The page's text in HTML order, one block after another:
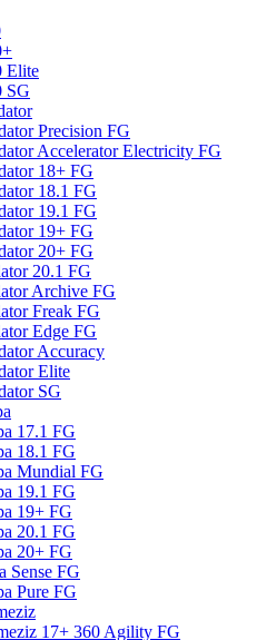
Elite
SG
Precision FG
Accelerator Electricity FG
18+ FG
18.1 FG
19.1 FG
19+ FG
20+ FG
20.1 FG
Archive FG
Freak FG
Edge FG
Accuracy
Elite
SG
17.1 FG
18.1 FG
Mundial FG
19.1 FG
19+ FG
20.1 FG
20+ FG
Sense FG
Pure FG
17+ 360 Agility FG